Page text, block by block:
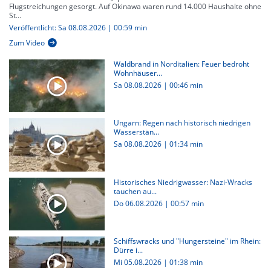
Flugstreichungen gesorgt. Auf Okinawa waren rund 14.000 Haushalte ohne
St...
Veröffentlicht: Sa 08.08.2026 | 00:59 min
Zum Video
Waldbrand in Norditalien: Feuer bedroht
Wohnhäuser...
Sa 08.08.2026 | 00:46 min
Ungarn: Regen nach historisch niedrigen
Wasserstän...
Sa 08.08.2026 | 01:34 min
Historisches Niedrigwasser: Nazi-Wracks
tauchen au...
Do 06.08.2026 | 00:57 min
Schiffswracks und "Hungersteine" im Rhein:
Dürre i...
Mi 05.08.2026 | 01:38 min